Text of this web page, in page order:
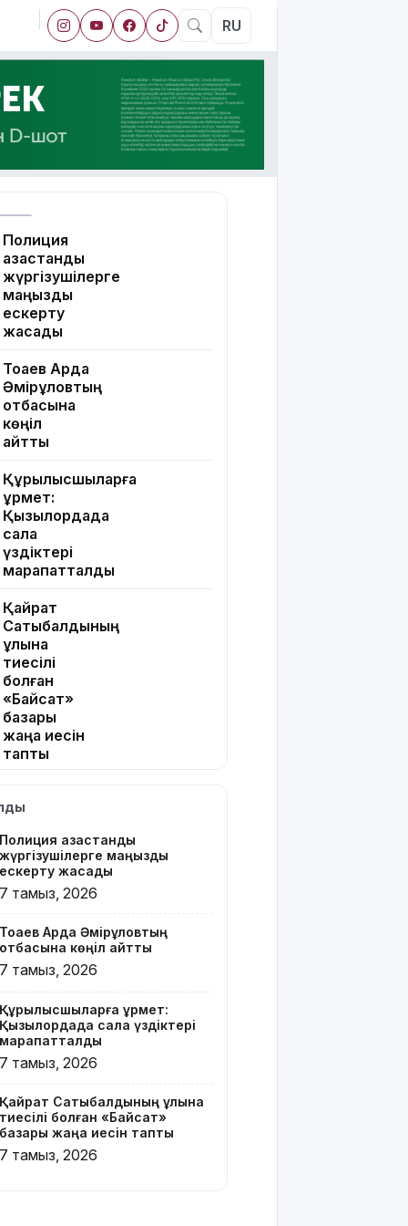
RU
Полиция
қазақстандық
жүргізушілерге
маңызды
ескерту
жасады
Тоқаев Ардақ
Әмірқұловтың
отбасына
көңіл
айтты
Құрылысшыларға
құрмет:
Қызылордада
сала
үздіктері
марапатталды
Қайрат
Сатыбалдының
ұлына
тиесілі
болған
«Байсат»
базары
жаңа иесін
тапты
Z белгісі
киген
жолаушы
қызу талқыға
түсті
Президент
Солтүстік
Қазақстан
90
жылдығымен
құттықтады
алаяқтығының
жаңа түрі
туралы
ескерту
Полиция қазақстандық
жүргізушілерге маңызды
ескерту жасады
7 тамыз, 2026
Тоқаев Ардақ Әмірқұловтың
отбасына көңіл айтты
7 тамыз, 2026
Құрылысшыларға құрмет:
Қызылордада сала үздіктері
марапатталды
7 тамыз, 2026
Қайрат Сатыбалдының ұлына
тиесілі болған «Байсат»
базары жаңа иесін тапты
7 тамыз, 2026